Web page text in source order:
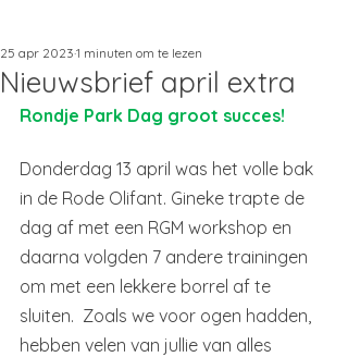
Nieuwsbrief april extra
25 apr 2023 1 minuten om te lezen
Rondje Park Dag groot succes!
Donderdag 13 april was het volle bak
in de Rode Olifant. Gineke trapte de
dag af met een RGM workshop en
daarna volgden 7 andere trainingen
om met een lekkere borrel af te
sluiten.  Zoals we voor ogen hadden,
hebben velen van jullie van alles